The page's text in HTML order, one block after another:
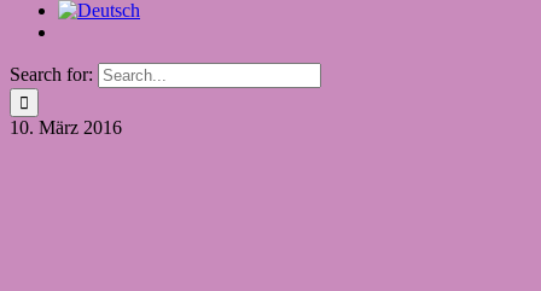
Search for:
10. März 2016